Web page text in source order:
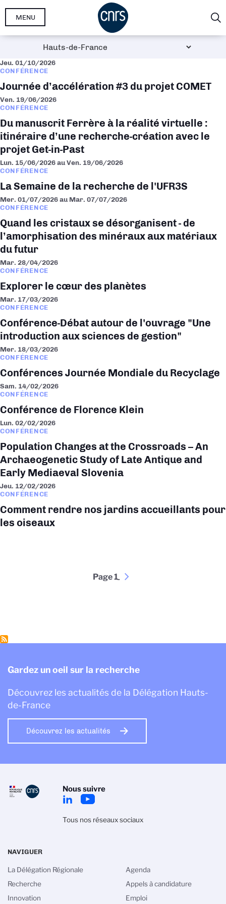
Aller
MENU
Jeu. 01/10/2026
CONFÉRENCE
Journée d’accélération #3 du projet COMET
Ven. 19/06/2026
CONFÉRENCE
Du manuscrit Ferrère à la réalité virtuelle :
itinéraire d’une recherche-création avec le
projet Get-in-Past
Lun. 15/06/2026auVen. 19/06/2026
CONFÉRENCE
La Semaine de la recherche de l'UFR3S
Mer. 01/07/2026au Mar. 07/07/2026
CONFÉRENCE
Quand les cristaux se désorganisent - de
l’amorphisation des minéraux aux matériaux
du futur
Mar. 28/04/2026
CONFÉRENCE
Explorer le cœur des planètes
Mar. 17/03/2026
CONFÉRENCE
Conférence-Débat autour de l'ouvrage "Une
introduction aux sciences de gestion"
Mer. 18/03/2026
CONFÉRENCE
Conférences Journée Mondiale du Recyclage
Sam. 14/02/2026
CONFÉRENCE
Conférence de Florence Klein
Lun. 02/02/2026
CONFÉRENCE
Population Changes at the Crossroads – An
Archaeogenetic Study of Late Antique and
Early Mediaeval Slovenia
Jeu. 12/02/2026
CONFÉRENCE
Comment rendre nos jardins accueillants pour
les oiseaux
Page 1
Page
››
Gardez un oeil sur la recherche
Découvrez les actualités de la Délégation Hauts-
de-France
Découvrez les actualités
Nous suivre
Tous nos réseaux sociaux
NAVIGUER
La Délégation Régionale
Recherche
Innovation
Agenda
Appels à candidature
Emploi